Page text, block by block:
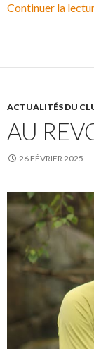
Continuer la
ACTUALITÉS DU
AU
26 FÉVRIER 2025